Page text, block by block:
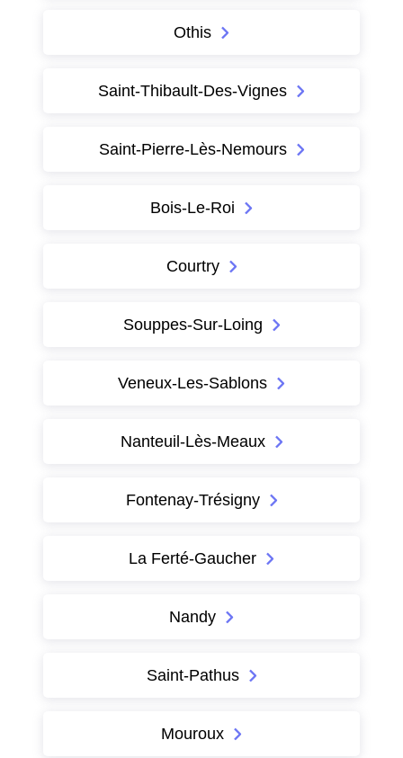
Othis
Saint-Thibault-Des-Vignes
Saint-Pierre-Lès-Nemours
Bois-Le-Roi
Courtry
Souppes-Sur-Loing
Veneux-Les-Sablons
Nanteuil-Lès-Meaux
Fontenay-Trésigny
La Ferté-Gaucher
Nandy
Saint-Pathus
Mouroux